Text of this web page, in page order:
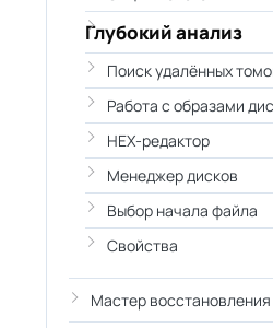
Глубокий анализ
Поиск удалённых
Работа с образами
HEX-редактор
Менеджер дисков
Выбор начала файла
Свойства
Мастер